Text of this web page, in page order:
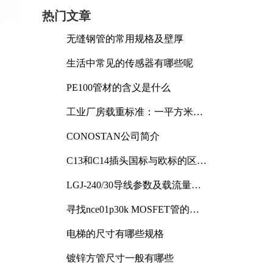
热门文章
无缝钢管的常用规格及壁厚
生活中常见的传感器有哪些呢
PE100管材的含义是什么
工业厂房载重标准：一平方米能
CONOSTAN公司简介
C13和C14插头国标与欧标的区别
LGJ-240/30导线参数及载流量解
寻找nce01p30k MOSFET管的合
电梯的尺寸有哪些规格
镀锌方管尺寸一般有哪些